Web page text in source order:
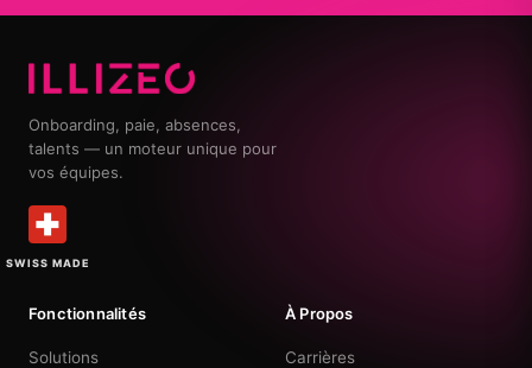
Onboarding, paie, absences,
talents — un moteur unique pour
vos équipes.
SWISS MADE
Fonctionnalités
Solutions
À Propos
Carrières